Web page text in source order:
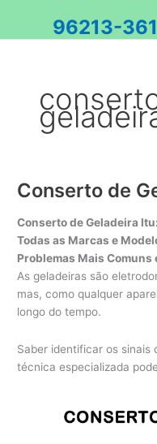
96213-
Conserto de
Conserto de Geladeira
Todas as Marcas e
Problemas Mais Comuns
As geladeiras são
mas, como qualquer
longo do tempo.
Saber identificar os sinais
técnica especializada